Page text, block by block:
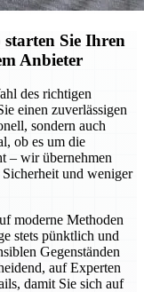
starten Sie Ihren
Anbieter
des richtigen
einen zuverlässigen
sondern auch
ob es um die
– wir übernehmen
und weniger
moderne Methoden
stets pünktlich und
Gegenständen
auf Experten
damit Sie sich auf